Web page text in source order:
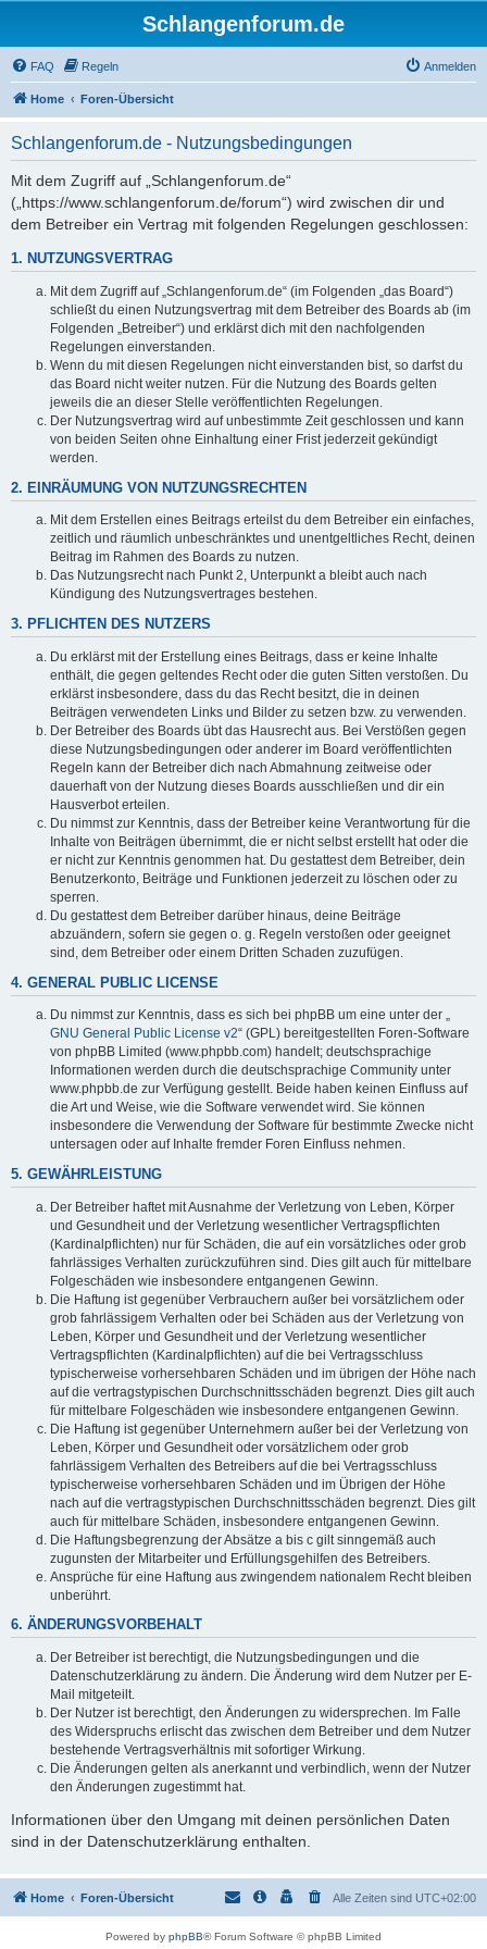
Schlangenforum.de
FAQ Regeln Anmelden
Home Foren-Übersicht
Schlangenforum.de - Nutzungsbedingungen
Mit dem Zugriff auf „Schlangenforum.de“
(„https://www.schlangenforum.de/forum“) wird zwischen dir und
dem Betreiber ein Vertrag mit folgenden Regelungen geschlossen:
1. NUTZUNGSVERTRAG
Mit dem Zugriff auf „Schlangenforum.de“ (im Folgenden „das Board“)
schließt du einen Nutzungsvertrag mit dem Betreiber des Boards ab (im
Folgenden „Betreiber“) und erklärst dich mit den nachfolgenden
Regelungen einverstanden.
Wenn du mit diesen Regelungen nicht einverstanden bist, so darfst du
das Board nicht weiter nutzen. Für die Nutzung des Boards gelten
jeweils die an dieser Stelle veröffentlichten Regelungen.
Der Nutzungsvertrag wird auf unbestimmte Zeit geschlossen und kann
von beiden Seiten ohne Einhaltung einer Frist jederzeit gekündigt
werden.
2. EINRÄUMUNG VON NUTZUNGSRECHTEN
Mit dem Erstellen eines Beitrags erteilst du dem Betreiber ein einfaches,
zeitlich und räumlich unbeschränktes und unentgeltliches Recht, deinen
Beitrag im Rahmen des Boards zu nutzen.
Das Nutzungsrecht nach Punkt 2, Unterpunkt a bleibt auch nach
Kündigung des Nutzungsvertrages bestehen.
3. PFLICHTEN DES NUTZERS
Du erklärst mit der Erstellung eines Beitrags, dass er keine Inhalte
enthält, die gegen geltendes Recht oder die guten Sitten verstoßen. Du
erklärst insbesondere, dass du das Recht besitzt, die in deinen
Beiträgen verwendeten Links und Bilder zu setzen bzw. zu verwenden.
Der Betreiber des Boards übt das Hausrecht aus. Bei Verstößen gegen
diese Nutzungsbedingungen oder anderer im Board veröffentlichten
Regeln kann der Betreiber dich nach Abmahnung zeitweise oder
dauerhaft von der Nutzung dieses Boards ausschließen und dir ein
Hausverbot erteilen.
Du nimmst zur Kenntnis, dass der Betreiber keine Verantwortung für die
Inhalte von Beiträgen übernimmt, die er nicht selbst erstellt hat oder die
er nicht zur Kenntnis genommen hat. Du gestattest dem Betreiber, dein
Benutzerkonto, Beiträge und Funktionen jederzeit zu löschen oder zu
sperren.
Du gestattest dem Betreiber darüber hinaus, deine Beiträge
abzuändern, sofern sie gegen o. g. Regeln verstoßen oder geeignet
sind, dem Betreiber oder einem Dritten Schaden zuzufügen.
4. GENERAL PUBLIC LICENSE
Du nimmst zur Kenntnis, dass es sich bei phpBB um eine unter der „
GNU General Public License v2“ (GPL) bereitgestellten Foren-Software
von phpBB Limited (www.phpbb.com) handelt; deutschsprachige
Informationen werden durch die deutschsprachige Community unter
www.phpbb.de zur Verfügung gestellt. Beide haben keinen Einfluss auf
die Art und Weise, wie die Software verwendet wird. Sie können
insbesondere die Verwendung der Software für bestimmte Zwecke nicht
untersagen oder auf Inhalte fremder Foren Einfluss nehmen.
5. GEWÄHRLEISTUNG
Der Betreiber haftet mit Ausnahme der Verletzung von Leben, Körper
und Gesundheit und der Verletzung wesentlicher Vertragspflichten
(Kardinalpflichten) nur für Schäden, die auf ein vorsätzliches oder grob
fahrlässiges Verhalten zurückzuführen sind. Dies gilt auch für mittelbare
Folgeschäden wie insbesondere entgangenen Gewinn.
Die Haftung ist gegenüber Verbrauchern außer bei vorsätzlichem oder
grob fahrlässigem Verhalten oder bei Schäden aus der Verletzung von
Leben, Körper und Gesundheit und der Verletzung wesentlicher
Vertragspflichten (Kardinalpflichten) auf die bei Vertragsschluss
typischerweise vorhersehbaren Schäden und im übrigen der Höhe nach
auf die vertragstypischen Durchschnittsschäden begrenzt. Dies gilt auch
für mittelbare Folgeschäden wie insbesondere entgangenen Gewinn.
Die Haftung ist gegenüber Unternehmern außer bei der Verletzung von
Leben, Körper und Gesundheit oder vorsätzlichem oder grob
fahrlässigem Verhalten des Betreibers auf die bei Vertragsschluss
typischerweise vorhersehbaren Schäden und im Übrigen der Höhe
nach auf die vertragstypischen Durchschnittsschäden begrenzt. Dies gilt
auch für mittelbare Schäden, insbesondere entgangenen Gewinn.
Die Haftungsbegrenzung der Absätze a bis c gilt sinngemäß auch
zugunsten der Mitarbeiter und Erfüllungsgehilfen des Betreibers.
Ansprüche für eine Haftung aus zwingendem nationalem Recht bleiben
unberührt.
6. ÄNDERUNGSVORBEHALT
Der Betreiber ist berechtigt, die Nutzungsbedingungen und die
Datenschutzerklärung zu ändern. Die Änderung wird dem Nutzer per E-
Mail mitgeteilt.
Der Nutzer ist berechtigt, den Änderungen zu widersprechen. Im Falle
des Widerspruchs erlischt das zwischen dem Betreiber und dem Nutzer
bestehende Vertragsverhältnis mit sofortiger Wirkung.
Die Änderungen gelten als anerkannt und verbindlich, wenn der Nutzer
den Änderungen zugestimmt hat.
Informationen über den Umgang mit deinen persönlichen Daten
sind in der Datenschutzerklärung enthalten.
Home Foren-Übersicht Alle Zeiten sind UTC+02:00
Powered by phpBB® Forum Software © phpBB Limited